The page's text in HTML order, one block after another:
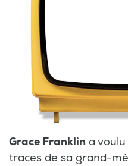
Grace Franklin a
traces de sa grand-